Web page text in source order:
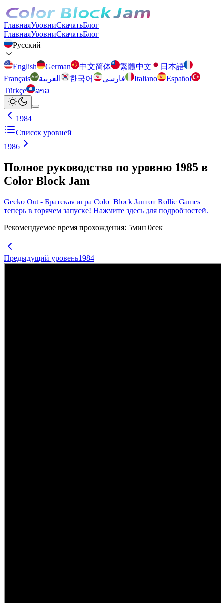
ГлавнаяУровниСкачатьБлог
ГлавнаяУровниСкачатьБлог
Русский
English German 中文简体 繁體中文
日本語
Français
العربية 한국어 فارسی Italiano
Español
Türkçe
ລາວ
1984
Список уровней
1986
Полное руководство по уровню 1985 в
Color Block Jam
Gecko Out - Братская игра Color Block Jam от Rollic Games
теперь в горячем запуске! Нажмите здесь для подробностей.
Рекомендуемое время прохождения: 5мин 0сек
Предыдущий уровень1984